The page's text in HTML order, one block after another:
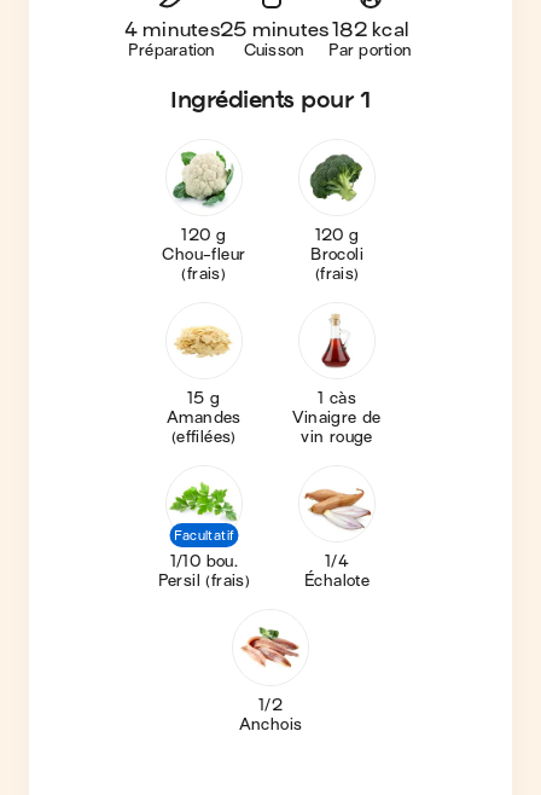
4 minutes
Préparation
25 minutes
Cuisson
182 kcal
Par portion
Ingrédients pour 1
120 g
Chou-fleur
(frais)
120 g
Brocoli
(frais)
15 g
Amandes
(effilées)
1 càs
Vinaigre de
vin rouge
Facultatif
1/10 bou.
Persil (frais)
1/4
Échalote
1/2
Anchois